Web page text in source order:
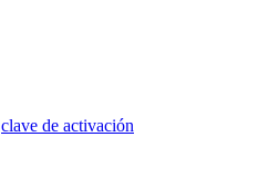
clave de activación